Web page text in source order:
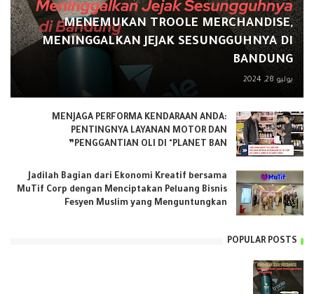
MENEMUKAN TROOLE MERCHANDISE,
MENINGGALKAN JEJAK SESUNGGUHNYA DI
BANDUNG
يوليو 28, 2024
MENJAGA PERFORMA KENDARAAN ANDA:
PENTINGNYA LAYANAN MOTOR DAN
PENGGANTIAN OLI DI "PLANET BAN”
Jadilah Bagian dari Ekonomi Kreatif bersama
MuTif Corp dengan Menciptakan Peluang Bisnis
Fesyen Muslim yang Menguntungkan
POPULAR POSTS